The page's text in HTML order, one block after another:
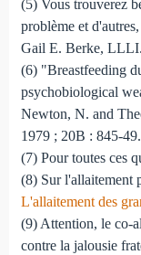
(5) Vous trouverez
problème et
Gail E. Berke, LLLI.
(6) "Breastfeeding
psychobiological
Newton, N. and
1979 ; 20B : 845-49.
(7) Pour toutes ces
(8) Sur l'allaitement
L'allaitement des
(9) Attention, le co-
contre la jalousie